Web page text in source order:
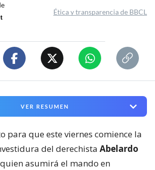
Ética y transparencia de BBCL
VER RESUMEN
para que este viernes comience la
del derechista Abelardo
asumirá el mando en